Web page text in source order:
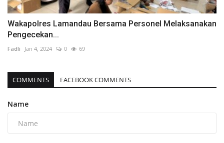
Wakapolres Lamandau Bersama Personel Melaksanakan
Pengecekan...
Fadli Jan 4, 2024 0 69
COMMENTS FACEBOOK COMMENTS
Name